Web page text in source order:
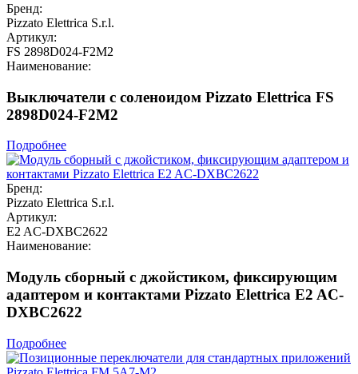
Бренд:
Pizzato Elettrica S.r.l.
Артикул:
FS 2898D024-F2M2
Наименование:
Выключатели с соленоидом Pizzato Elettrica FS
2898D024-F2M2
Подробнее
Бренд:
Pizzato Elettrica S.r.l.
Артикул:
E2 AC-DXBC2622
Наименование:
Модуль сборный с джойстиком, фиксирующим
адаптером и контактами Pizzato Elettrica E2 AC-
DXBC2622
Подробнее